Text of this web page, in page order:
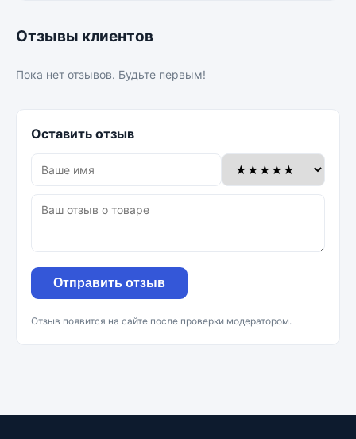
Отзывы клиентов
Пока нет отзывов. Будьте первым!
Оставить отзыв
Отправить отзыв
Отзыв появится на сайте после проверки модератором.